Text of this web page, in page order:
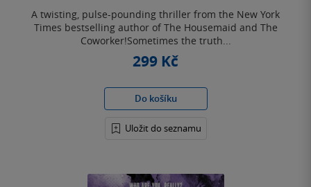
A twisting, pulse-pounding thriller from the New York
Times bestselling author of The Housemaid and The
Coworker!Sometimes the truth...
299 Kč
Do košíku
Uložit do seznamu